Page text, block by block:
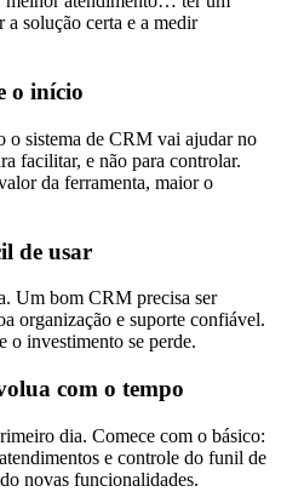
solução certa e a medir
o início
o sistema de CRM vai ajudar no
facilitar, e não para controlar.
da ferramenta, maior o
de usar
Um bom CRM precisa ser
organização e suporte confiável.
o investimento se perde.
com o tempo
dia. Comece com o básico:
e controle do funil de
novas funcionalidades.